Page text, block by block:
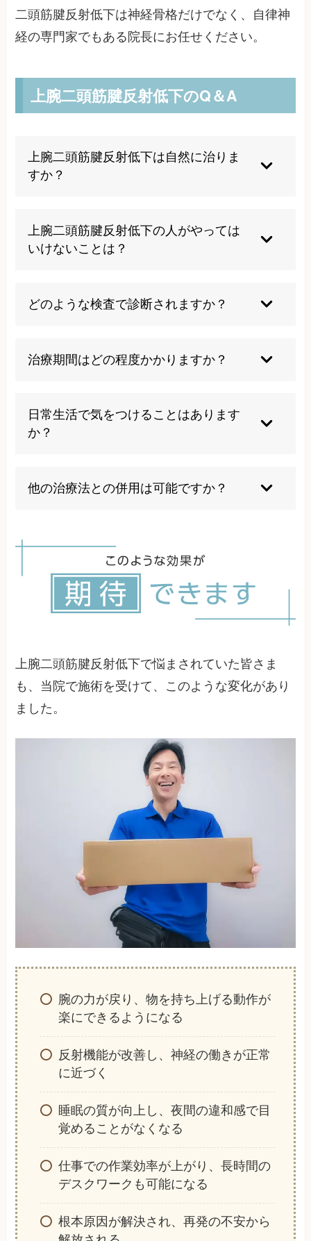
二頭筋腱反射低下は神経骨格だけでなく、自律神
経の専門家でもある院長にお任せください。
上腕二頭筋腱反射低下のQ＆A
上腕二頭筋腱反射低下は自然に治りま
すか？
神経の損傷が進行している場合は適切な治療が必
要です。放置すると症状が悪化し、筋萎縮が進む
恐れがあるため、早期の専門的な評価と治療をお
上腕二頭筋腱反射低下の人がやっては
いけないことは？
ける、首や肩に負担をかける動作は避けてくださ
い。また、自己判断でのマッサージや無理なスト
が必要です。
どのような検査で診断されますか？
み合わせて診断します。当院では詳細な問診と身
体検査により、症状の原因を特定し、最適な治療
治療期間はどの程度かかりますか？
は数週間から数ヶ月の治療期間が必要です。軽度
の場合は短期間で改善することもありますが、継
日常生活で気をつけることはあります
か？
勢の回避が重要です。デスクワークの際は定期的
な休憩とストレッチを心がけ、首や肩への負担を
他の治療法との併用は可能ですか？
だし、治療内容によっては相互作用がある場合も
ありますので、必ず事前にご相談ください。最適
な治療計画を一緒に検討いたします。
上腕二頭筋腱反射低下で悩まされていた皆さま
も、当院で施術を受けて、このような変化があり
ました。
腕の力が戻り、物を持ち上げる動作が
楽にできるようになる
反射機能が改善し、神経の働きが正常
に近づく
睡眠の質が向上し、夜間の違和感で目
覚めることがなくなる
仕事での作業効率が上がり、長時間の
デスクワークも可能になる
根本原因が解決され、再発の不安から